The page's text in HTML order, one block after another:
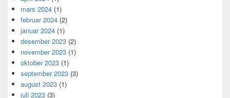
mars 2024 (1)
februar 2024 (2)
januar 2024 (1)
desember 2023 (2)
november 2023 (1)
oktober 2023 (1)
september 2023 (3)
august 2023 (1)
juli 2023 (3)